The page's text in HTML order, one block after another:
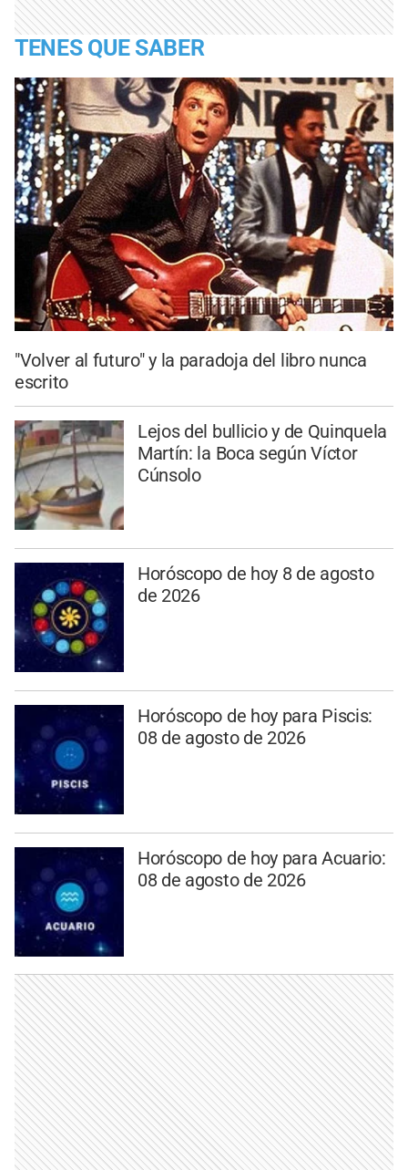
TENES QUE SABER
"Volver al futuro" y la paradoja del libro nunca
escrito
Lejos del bullicio y de Quinquela
Martín: la Boca según Víctor
Cúnsolo
Horóscopo de hoy 8 de agosto
de 2026
Horóscopo de hoy para Piscis:
08 de agosto de 2026
Horóscopo de hoy para Acuario:
08 de agosto de 2026